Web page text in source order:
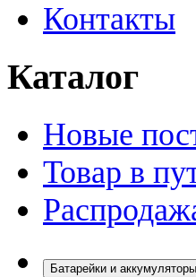
Контакты
Каталог
Новые
Товар в
Батарейки и аккумуляторы